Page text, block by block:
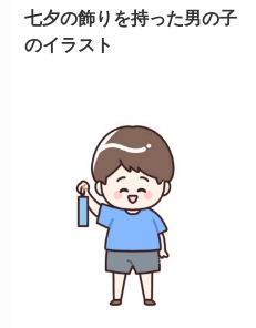
七夕の飾りを持った男の子
のイラスト